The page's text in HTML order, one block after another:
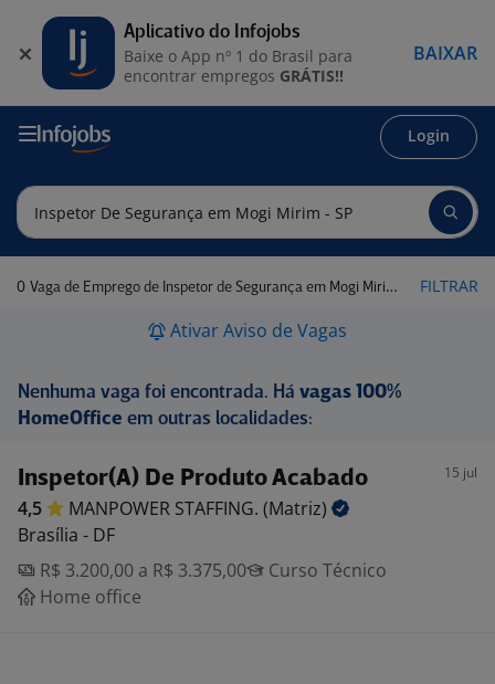
Login
0 Vaga de Emprego de Inspetor de Segurança em Mogi Mirim - SP FILTRAR
Ativar Aviso de Vagas
Nenhuma vaga foi encontrada. Há vagas 100%
HomeOffice em outras localidades:
Inspetor(A) De Produto Acabado 15 jul
4,5 MANPOWER STAFFING. (Matriz)
Brasília - DF
R$ 3.200,00 a R$ 3.375,00
Curso Técnico
Home office
Aplicativo do Infojobs
Baixe o App nº 1 do Brasil para
encontrar empregos GRÁTIS!!
BAIXAR